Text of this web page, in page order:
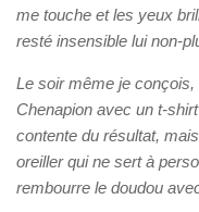
me touche et les yeux
resté insensible lui non-
Le soir même je
Chenapion avec un t-
contente du résultat,
oreiller qui ne sert à
rembourre le doudou